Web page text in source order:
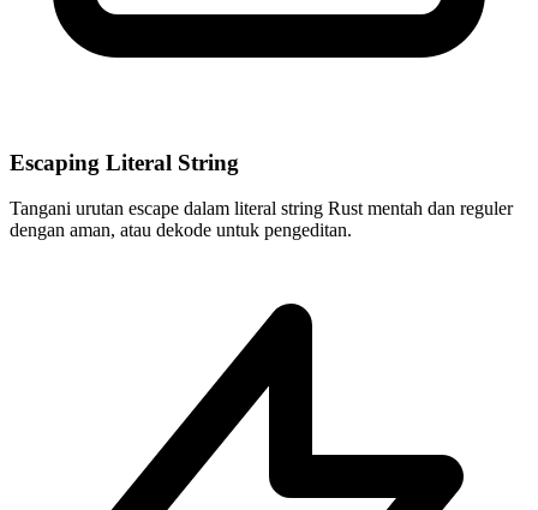
Escaping Literal String
Tangani urutan escape dalam literal string Rust mentah dan reguler
dengan aman, atau dekode untuk pengeditan.